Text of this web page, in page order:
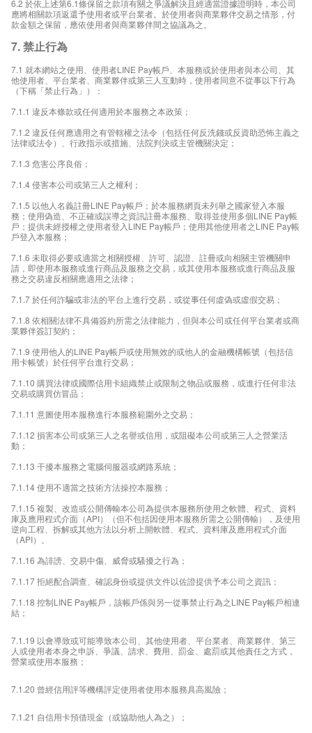
6.2 於依上述第6.1條保留之款項有關之爭議解決且經適當證據證明時，本公司
應將相關款項返還予使用者或平台業者。於使用者與商業夥伴交易之情形，付
款金額之保留，應依使用者與商業夥伴間之協議為之。
7. 禁止行為
7.1 就本網站之使用、使用者LINE Pay帳戶、本服務或於使用者與本公司、其
他使用者、平台業者、商業夥伴或第三人互動時，使用者同意不從事以下行為
（下稱「禁止行為」）：
7.1.1 違反本條款或任何適用於本服務之本政策；
7.1.2 違反任何應適用之有管轄權之法令（包括任何反洗錢或反資助恐怖主義之
法律或法令）、行政指示或措施、法院判決或主管機關決定；
7.1.3 危害公序良俗；
7.1.4 侵害本公司或第三人之權利；
7.1.5 以他人名義註冊LINE Pay帳戶；於本服務網頁未列舉之國家登入本服
務；使用偽造、不正確或誤導之資訊註冊本服務、取得並使用多個LINE Pay帳
戶；提供未經授權之使用者登入LINE Pay帳戶；使用其他使用者之LINE Pay帳
戶登入本服務；
7.1.6 未取得必要或適當之相關授權、許可、認證、註冊或向相關主管機關申
請，即使用本服務或進行商品及服務之交易，或其使用本服務或進行商品及服
務之交易違反相關應適用之法律；
7.1.7 於任何詐騙或非法的平台上進行交易，或從事任何虛偽或虛假交易；
7.1.8 依相關法律不具備簽約所需之法律能力，但與本公司或任何平台業者或商
業夥伴簽訂契約；
7.1.9 使用他人的LINE Pay帳戶或使用無效的或他人的金融機構帳號（包括信
用卡帳號）於任何平台進行交易；
7.1.10 購買法律或國際信用卡組織禁止或限制之物品或服務，或進行任何非法
交易或購買仿冒品；
7.1.11 意圖使用本服務進行本服務範圍外之交易；
7.1.12 損害本公司或第三人之名譽或信用，或阻礙本公司或第三人之營業活
動；
7.1.13 干擾本服務之電腦伺服器或網路系統；
7.1.14 使用不適當之技術方法操控本服務；
7.1.15 複製、改造或公開傳輸本公司為提供本服務所使用之軟體、程式、資料
庫及應用程式介面（API）（但不包括因使用本服務所需之公開傳輸），及使用
逆向工程、拆解或其他方法以分析上開軟體、程式、資料庫及應用程式介面
（API）。
7.1.16 為誹謗、交易中傷、威脅或騷擾之行為；
7.1.17 拒絕配合調查、確認身份或提供文件以佐證提供予本公司之資訊；
7.1.18 控制LINE Pay帳戶，該帳戶係與另一從事禁止行為之LINE Pay帳戶相連
結；
7.1.19 以會導致或可能導致本公司、其他使用者、平台業者、商業夥伴、第三
人或使用者本身之申訴、爭議、請求、費用、罰金、處罰或其他責任之方式，
營業或使用本服務；
7.1.20 曾經信用評等機構評定使用者使用本服務具高風險；
7.1.21 自信用卡預借現金（或協助他人為之）；